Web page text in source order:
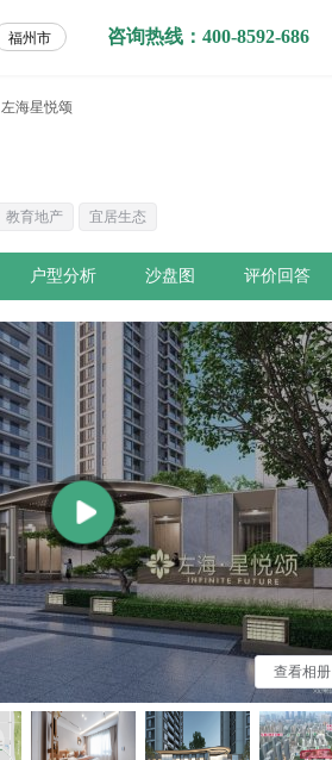
福州市 咨询热线：400-8592-686
左海星悦颂
教育地产 宜居生态
户型分析 沙盘图 评价回答
查看相册